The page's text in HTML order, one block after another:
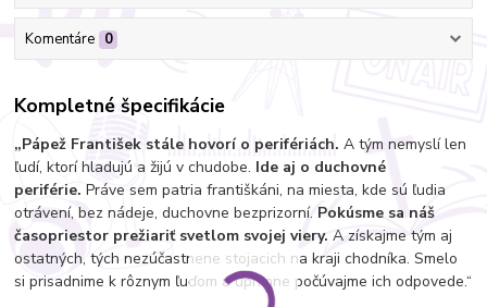
Komentáre 0
Kompletné špecifikácie
„Pápež František stále hovorí o perifériách. A tým nemyslí len
ľudí, ktorí hladujú a žijú v chudobe. Ide aj o duchovné
periférie. Práve sem patria františkáni, na miesta, kde sú ľudia
otrávení, bez nádeje, duchovne bezprizorní. Pokúsme sa náš
časopriestor prežiariť svetlom svojej viery. A získajme tým aj
ostatných, tých nezúčastnene stojacich na kraji chodníka. Smelo
si prisadnime k rôznym ľuďom a úprimne počúvajme ich odpovede.“